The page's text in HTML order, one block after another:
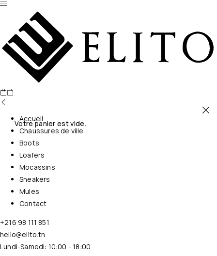
Votre panier est vide.
Accueil
Chaussures de ville
Boots
Loafers
Mocassins
Sneakers
Mules
Contact
+216 98 111 851
hello@elito.tn
Lundi-Samedi: 10:00 - 18:00